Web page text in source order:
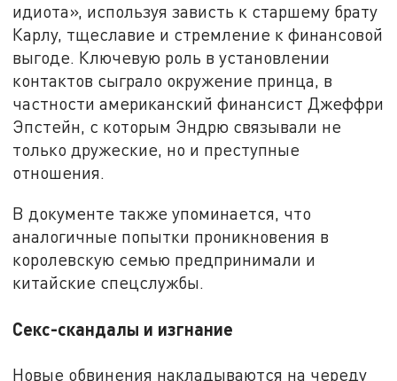
идиота», используя зависть к старшему брату
Карлу, тщеславие и стремление к финансовой
выгоде. Ключевую роль в установлении
контактов сыграло окружение принца, в
частности американский финансист Джеффри
Эпстейн, с которым Эндрю связывали не
только дружеские, но и преступные
отношения.
В документе также упоминается, что
аналогичные попытки проникновения в
королевскую семью предпринимали и
китайские спецслужбы.
Cекс-скандалы и изгнание
Новые обвинения накладываются на череду